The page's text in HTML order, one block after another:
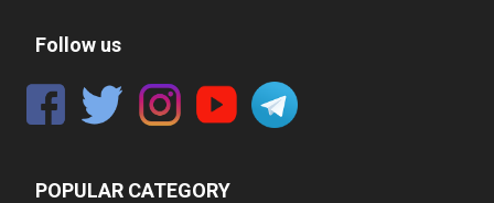
Follow us
POPULAR CATEGORY